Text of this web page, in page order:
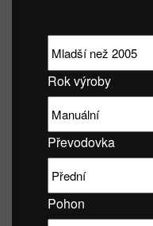
Rok výroby
Převodovka
Pohon